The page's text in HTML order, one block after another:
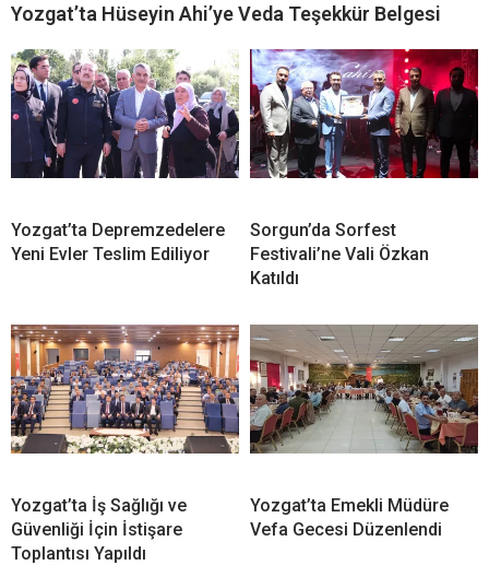
Yozgat’ta Hüseyin Ahi’ye Veda Teşekkür Belgesi
Yozgat’ta Depremzedelere
Yeni Evler Teslim Ediliyor
Sorgun’da Sorfest
Festivali’ne Vali Özkan
Katıldı
Yozgat’ta İş Sağlığı ve
Güvenliği İçin İstişare
Toplantısı Yapıldı
Yozgat’ta Emekli Müdüre
Vefa Gecesi Düzenlendi